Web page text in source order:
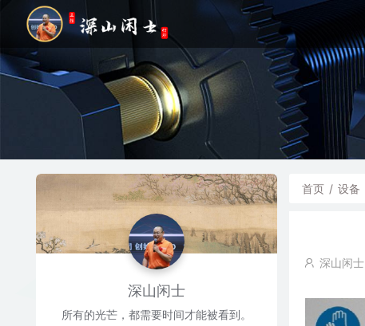
首页 / 设备
深山闲士
深山闲士
所有的光芒，都需要时间才能被看到。